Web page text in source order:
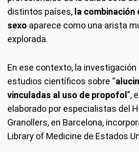
distintos países, la
sexo aparece como una arista
explorada.
En ese contexto, la
estudios científicos sobre “
vinculadas al uso de propofol ”,
elaborado por especialistas del
Granollers, en Barcelona,
Library of Medicine de Estados